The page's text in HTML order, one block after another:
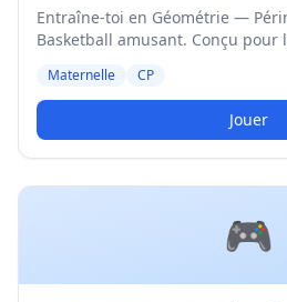
Entraîne-toi en Géométrie —
Basketball amusant. Conçu pour
Maternelle CP
Jouer
🎮